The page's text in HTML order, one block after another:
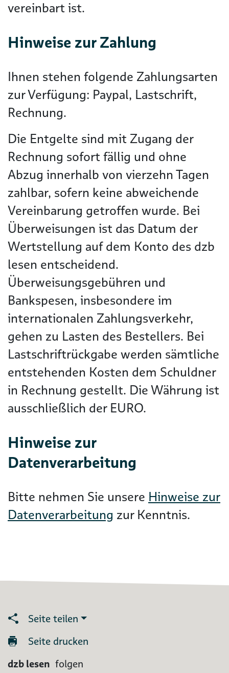
vereinbart ist.
Hinweise zur Zahlung
Ihnen stehen folgende Zahlungsarten
zur Verfügung: Paypal, Lastschrift,
Rechnung.
Die Entgelte sind mit Zugang der
Rechnung sofort fällig und ohne
Abzug innerhalb von vierzehn Tagen
zahlbar, sofern keine abweichende
Vereinbarung getroffen wurde. Bei
Überweisungen ist das Datum der
Wertstellung auf dem Konto des dzb
lesen entscheidend.
Überweisungsgebühren und
Bankspesen, insbesondere im
internationalen Zahlungsverkehr,
gehen zu Lasten des Bestellers. Bei
Lastschriftrückgabe werden sämtliche
entstehenden Kosten dem Schuldner
in Rechnung gestellt. Die Währung ist
ausschließlich der EURO.
Hinweise zur
Datenverarbeitung
Bitte nehmen Sie unsere Hinweise zur
Datenverarbeitung zur Kenntnis.
Seite teilen
Seite drucken
dzb lesen folgen